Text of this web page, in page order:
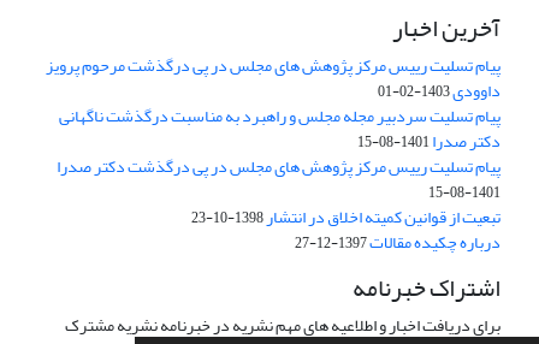
آخرین اخبار
پیام تسلیت رییس مرکز پژوهش های مجلس در پی درگذشت مرحوم پرویز
داوودی1403-02-01
پیام تسلیت سردبیر مجله مجلس و راهبرد به مناسبت درگذشت ناگهانی
دکتر صدرا1401-08-15
پیام تسلیت رییس مرکز پژوهش های مجلس در پی درگذشت دکتر صدرا
1401-08-15
تبعیت از قوانین کمیته اخلاق در انتشار1398-10-23
درباره چکیده مقالات1397-12-27
اشتراک خبرنامه
برای دریافت اخبار و اطلاعیه های مهم نشریه در خبرنامه نشریه مشترک